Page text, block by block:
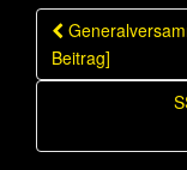
Beitrag]